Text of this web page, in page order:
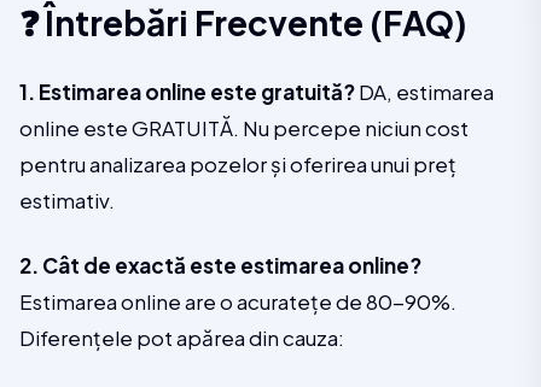
❓ Întrebări Frecvente (FAQ)
1. Estimarea online este gratuită?DA, estimarea
online este GRATUITĂ. Nu percepe niciun cost
pentru analizarea pozelor și oferirea unui preț
estimativ.
2. Cât de exactă este estimarea online?
Estimarea online are o acuratețe de 80-90%.
Diferențele pot apărea din cauza: